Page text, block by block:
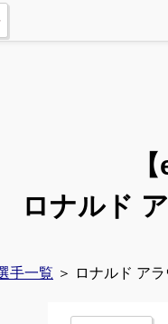
ロナルド
手一覧 ＞ ロナルド ア